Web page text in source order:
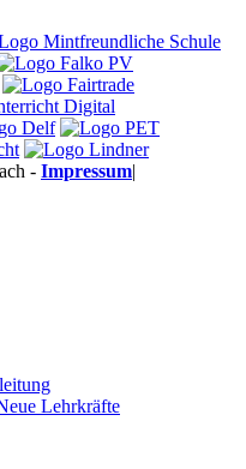
- Impressum|
Lehrkräfte